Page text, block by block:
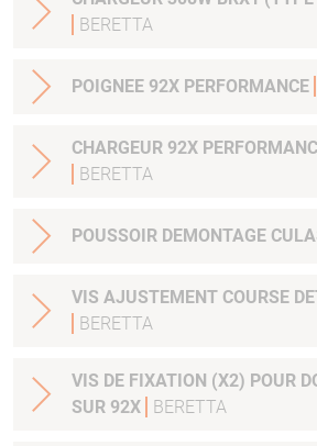
BERETTA
POIGNEE 92X PERFORMANCE
CHARGEUR 92X
BERETTA
POUSSOIR DEMONTAGE
VIS AJUSTEMENT COURSE
BERETTA
VIS DE FIXATION (X2) POUR DOCTER
SUR 92X
BERETTA